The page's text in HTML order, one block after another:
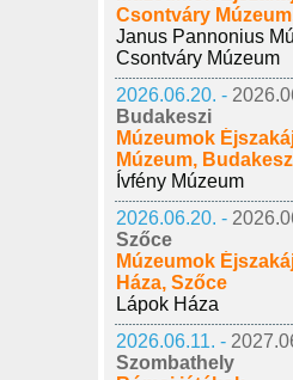
Csontváry
Janus Pannonius
Csontváry Múzeum
2026.06.20. -
Budakeszi
Múzeumok
Múzeum,
Ívfény Múzeum
2026.06.20. -
Szőce
Múzeumok
Háza, Szőce
Lápok Háza
2026.06.11. -
Szombathely